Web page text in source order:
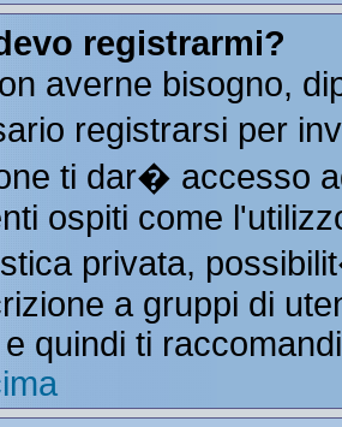
registrarmi?
averne bisogno,
registrarsi per
ti dar� accesso
ospiti come
privata,
a gruppi di
quindi ti